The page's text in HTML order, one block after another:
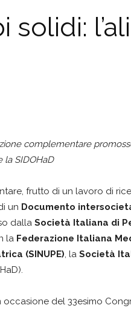
solidi:
complementare
la SIDOHaD
frutto di un lavoro di
un Documento
dalla Società Italiana di
la Federazione Italiana
(SINUPE), la Società
del 33esimo